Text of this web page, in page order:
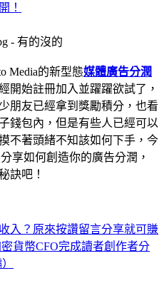
！
Media的新型態媒體廣告分潤
開始註冊加入並躍躍欲試了，
朋友已經拿到獎勵積分，也看
錢包內，但是有些人已經可以
不著頭緒不知該如何下手，今
享如何創造你的廣告分潤，
訣吧！
入？原來按讚留言分享就可賺
貨幣CFO完成讀者創作者分